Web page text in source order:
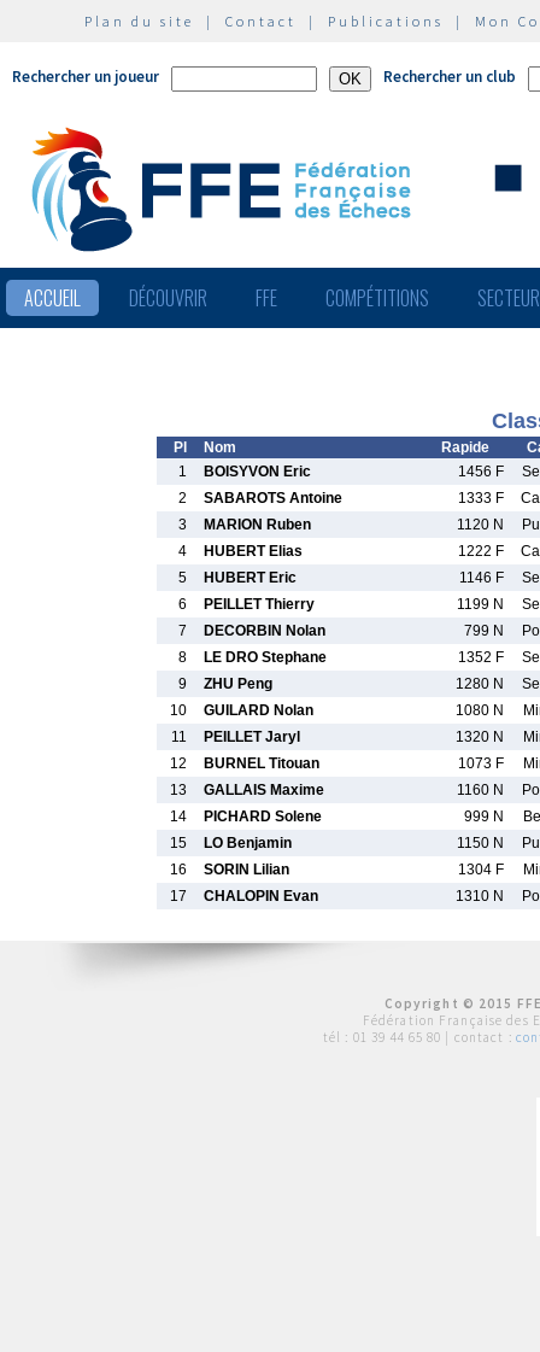
Plan du site | Contact | Publications | Mon
Rechercher un joueur Rechercher un club
ACCUEIL DÉCOUVRIR FFE COMPÉTITIONS
Pl Nom Rapide
1
BOISYVON Eric 1456 F
2
SABAROTS Antoine 1333 F
3
MARION Ruben 1120 N
4
HUBERT Elias 1222 F
5
HUBERT Eric 1146 F
6
PEILLET Thierry 1199 N
7
DECORBIN Nolan 799 N
8
LE DRO Stephane 1352 F
9
ZHU Peng 1280 N
10
GUILARD Nolan 1080 N
11
PEILLET Jaryl 1320 N
12
BURNEL Titouan 1073 F
13
GALLAIS Maxime 1160 N
14
PICHARD Solene 999 N
15
LO Benjamin 1150 N
16
SORIN Lilian 1304 F
17
CHALOPIN Evan 1310 N
Copyright © 2015
Fédération Française des
tél : 01 39 44 65 80 | contact :